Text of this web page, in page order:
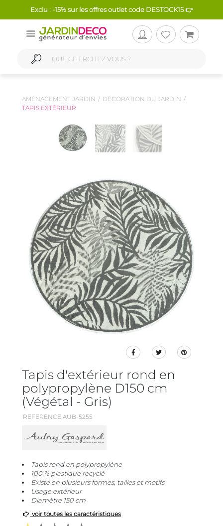
Exclu : -15% sur les offres outlet code DESTOCK15 👉
AMÉNAGEMENT JARDIN
DÉCORATION DU JARDIN
TAPIS EXTÉRIEUR
Tapis d'extérieur rond en
polypropylène D150 cm
(Végétal - Gris)
REFERENCE AUB-5255
Tapis rond en polypropylène
100 % plastique recyclé
Existe en plusieurs formes, tailles et motifs
Usage extérieur
Diamètre 150 cm
voir toutes les caractéristiques